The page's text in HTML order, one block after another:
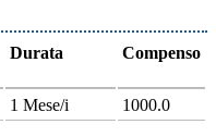
Durata Compenso
1 Mese/i
1000.0